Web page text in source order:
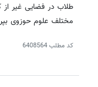
طلاب در فضایی غیر
مختلف علوم حوزوی
کد مطلب6408564